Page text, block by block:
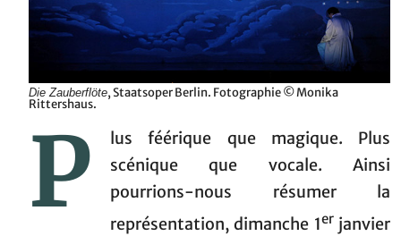
Die Zauberflöte, Staatsoper Berlin. Fotographie © Monika
Rittershaus.
P
lus féérique que magique. Plus
scénique que vocale. Ainsi
pourrions-nous résumer la
représentation, dimanche 1erjanvier